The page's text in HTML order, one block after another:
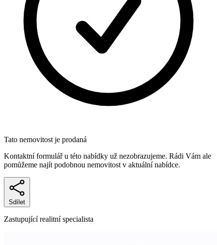
Tato nemovitost je prodaná
Kontaktní formulář u této nabídky už nezobrazujeme. Rádi Vám ale
pomůžeme najít podobnou nemovitost v aktuální nabídce.
Sdílet
Zastupující realitní specialista